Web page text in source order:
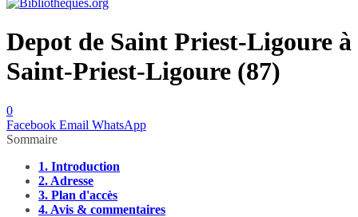
Depot de Saint Priest-Ligoure à
Saint-Priest-Ligoure (87)
0
Facebook Email WhatsApp
Sommaire
1. Introduction
2. Adresse
3. Plan d'accès
4. Avis & commentaires